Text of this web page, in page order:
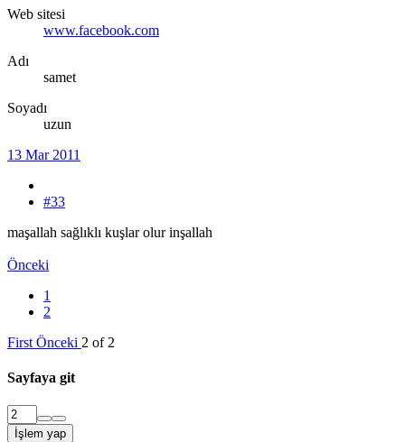
Web sitesi
www.facebook.com
Adı
samet
Soyadı
uzun
13 Mar 2011
#33
maşallah sağlıklı kuşlar olur inşallah
Önceki
1
2
First Önceki 2 of 2
Sayfaya git
İşlem yap